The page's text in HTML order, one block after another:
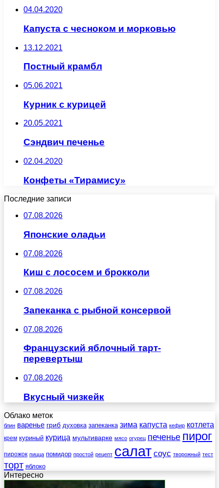
04.04.2020
Капуста с чесноком и морковью
13.12.2021
Постный крамбл
05.06.2021
Курник с курицей
20.05.2021
Сэндвич печенье
02.04.2020
Конфеты «Тирамису»
Последние записи
07.08.2026
Японские оладьи
07.08.2026
Киш с лососем и брокколи
07.08.2026
Запеканка с рыбной консервой
07.08.2026
Французский яблочный тарт-
перевертыш
07.08.2026
Вкусный чизкейк
Облако меток
блин варенье гриб духовка запеканка зима капуста кефир котлета
крем куриный курица мультиварке мясо огурец печенье пирог
пирожок пицца помидор простой рецепт салат соус творожный тест
торт яблоко
Интересно